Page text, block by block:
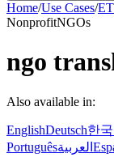
Home/Use Cases/ET
NonprofitNGOs
ngo
Also available in:
EnglishDeutsch한
Portuguêsالعربية